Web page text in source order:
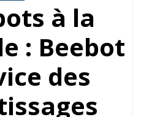
à la
: Beebot
des